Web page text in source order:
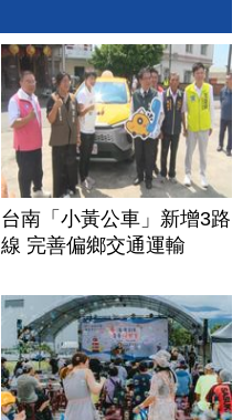
台南「小黃公車」新增3路
線 完善偏鄉交通運輸